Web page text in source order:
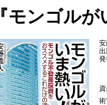
『モンゴルが
安
術